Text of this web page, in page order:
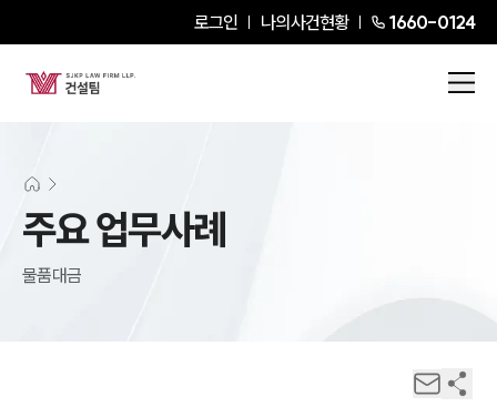
로그인 나의사건현황 1660-0124
주요 업무사례
물품대금